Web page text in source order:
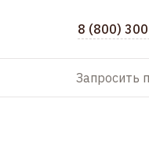
8 (800)
Запросить